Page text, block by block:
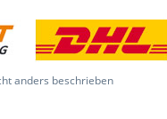
anders beschrieben